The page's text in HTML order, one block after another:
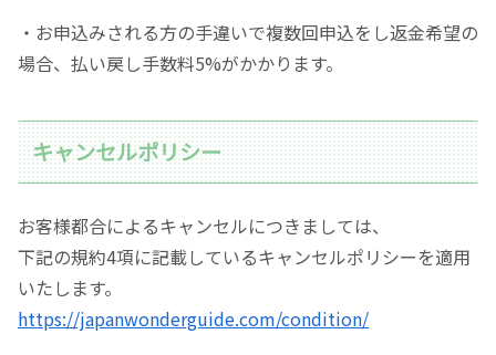
・お申込みされる方の手違いで複数回申込をし返金希望の
場合、払い戻し手数料5%がかかります。
キャンセルポリシー
お客様都合によるキャンセルにつきましては、
下記の規約4項に記載しているキャンセルポリシーを適用
いたします。
https://japanwonderguide.com/condition/